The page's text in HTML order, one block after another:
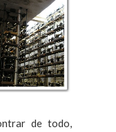
de todo,